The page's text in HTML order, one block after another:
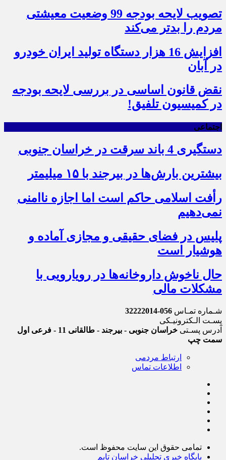
تصویب لایحه بودجه 99 وضعیت معیشتی
مردم را بدتر می‌کند
افزایش 16 هزار دستگاه تولید ایران خودرو
در آبان
نقض قانون اساسی در بررسی لایحه بودجه
در کمیسیون تلفیق!
اجتماعی
دستگیری 4 باند سرقت در خراسان جنوبی
بیشترین بارش‌ها در بیرجند با ۱۵ میلیمتر
رأفت اسلامی حاکم است اما اجازه ناامنی
نمی‌دهیم
پلیس در فضای حقیقی و مجازی آماده و
هوشیار است
حال ناخوش داروخانه‌ها در رویارویی با
مشکلات مالی
شـماره تمـاس 056-32222014
پسـت الـکترونیـکی
آدرس پسـتی
خراسان جنوبی - بیرجند - طالقانی 11 - فرعی اول
سمت چپ
ارتباط مردمی
اطلاعات تماس
تمامی حقوق این سایت محفوظ است.
پایگاه خبری تحلیلی خراسان تایم